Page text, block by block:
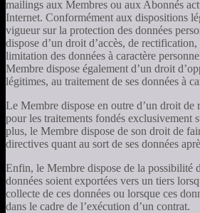
mailings aux Membres ou aux Abonnés
Internet. Conformément aux dispositions
vigueur sur la protection des données
dispose d’un droit d’accès, de rectification,
limitation des données à caractère
Membre dispose également d’un droit
légitimes, au traitement de ses données à
Le Membre dispose en outre d’un droit de
pour les traitements fondés exclusivement
plus, le Membre dispose de son droit de
directives quant au sort de ses données
Enfin, le Membre dispose de la possibilité
données soient exportées vers un tiers
collecte de ces données ou lorsque ces
dans le cadre de l’exécution d’un contrat.